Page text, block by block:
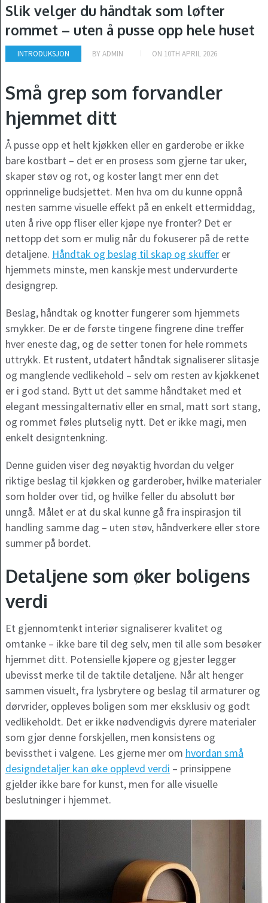
Slik velger du håndtak som løfter
rommet – uten å pusse opp hele huset
INTRODUKSJON BY ADMIN ON 10TH APRIL 2026
Små grep som forvandler
hjemmet ditt
Å pusse opp et helt kjøkken eller en garderobe er ikke
bare kostbart – det er en prosess som gjerne tar uker,
skaper støv og rot, og koster langt mer enn det
opprinnelige budsjettet. Men hva om du kunne oppnå
nesten samme visuelle effekt på en enkelt ettermiddag,
uten å rive opp fliser eller kjøpe nye fronter? Det er
nettopp det som er mulig når du fokuserer på de rette
detaljene. Håndtak og beslag til skap og skufferer
hjemmets minste, men kanskje mest undervurderte
designgrep.
Beslag, håndtak og knotter fungerer som hjemmets
smykker. De er de første tingene fingrene dine treffer
hver eneste dag, og de setter tonen for hele rommets
uttrykk. Et rustent, utdatert håndtak signaliserer slitasje
og manglende vedlikehold – selv om resten av kjøkkenet
er i god stand. Bytt ut det samme håndtaket med et
elegant messingalternativ eller en smal, matt sort stang,
og rommet føles plutselig nytt. Det er ikke magi, men
enkelt designtenkning.
Denne guiden viser deg nøyaktig hvordan du velger
riktige beslag til kjøkken og garderober, hvilke materialer
som holder over tid, og hvilke feller du absolutt bør
unngå. Målet er at du skal kunne gå fra inspirasjon til
handling samme dag – uten støv, håndverkere eller store
summer på bordet.
Detaljene som øker boligens
verdi
Et gjennomtenkt interiør signaliserer kvalitet og
omtanke – ikke bare til deg selv, men til alle som besøker
hjemmet ditt. Potensielle kjøpere og gjester legger
ubevisst merke til de taktile detaljene. Når alt henger
sammen visuelt, fra lysbrytere og beslag til armaturer og
dørvrider, oppleves boligen som mer eksklusiv og godt
vedlikeholdt. Det er ikke nødvendigvis dyrere materialer
som gjør denne forskjellen, men konsistens og
bevissthet i valgene. Les gjerne mer om hvordan små
designdetaljer kan øke opplevd verdi – prinsippene
gjelder ikke bare for kunst, men for alle visuelle
beslutninger i hjemmet.